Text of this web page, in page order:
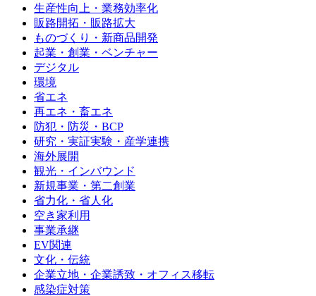
生産性向上・業務効率化
販路開拓・販路拡大
ものづくり・新商品開発
起業・創業・ベンチャー
デジタル
環境
省エネ
再エネ・畜エネ
防犯・防災・BCP
研究・実証実験・産学連携
海外展開
観光・インバウンド
新規事業・第二創業
省力化・省人化
空き家利用
事業承継
EV関連
文化・伝統
企業立地・企業誘致・オフィス移転
感染症対策